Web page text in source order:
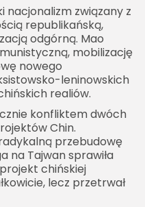
nacjonalizm związany z
republikańską,
odgórną. Mao
mobilizację
nowego
leninowskich
realiów.
konfliktem dwóch
Chin.
przebudowę
na Tajwan sprawiła
chińskiej
lecz przetrwał